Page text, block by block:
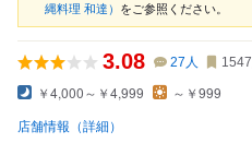
縄料理 和達） をご参照ください。
3.08 27 人 1547
￥4,000～￥4,999 ～￥999
店舗情報（詳細）